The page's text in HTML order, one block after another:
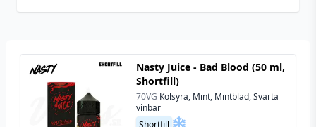
Nasty Juice - Bad Blood (50 ml,
Shortfill)
70VG Kolsyra, Mint, Mintblad, Svarta
vinbär
Shortfill